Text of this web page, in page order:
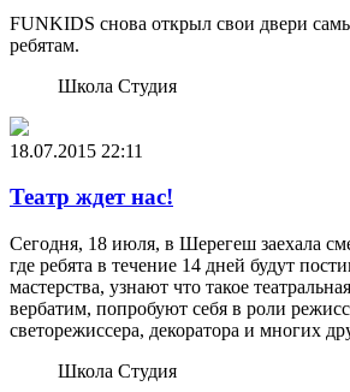
FUNKIDS снова открыл свои двери
ребятам.
Школа Студия
18.07.2015 22:11
Театр ждет нас!
Сегодня, 18 июля, в Шерегеш заехала
где ребята в течение 14 дней будут
мастерства, узнают что такое
вербатим, попробуют себя в роли
светорежиссера, декоратора и многих
Школа Студия